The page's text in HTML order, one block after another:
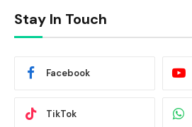
Stay In Touch
Facebook
TikTok